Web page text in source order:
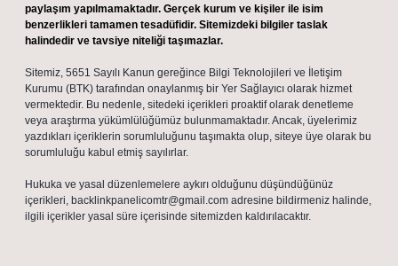
paylaşım yapılmamaktadır. Gerçek kurum ve kişiler ile isim
benzerlikleri tamamen tesadüfidir. Sitemizdeki bilgiler taslak
halindedir ve tavsiye niteliği taşımazlar.
Sitemiz, 5651 Sayılı Kanun gereğince Bilgi Teknolojileri ve İletişim
Kurumu (BTK) tarafından onaylanmış bir Yer Sağlayıcı olarak hizmet
vermektedir. Bu nedenle, sitedeki içerikleri proaktif olarak denetleme
veya araştırma yükümlülüğümüz bulunmamaktadır. Ancak, üyelerimiz
yazdıkları içeriklerin sorumluluğunu taşımakta olup, siteye üye olarak bu
sorumluluğu kabul etmiş sayılırlar.
Hukuka ve yasal düzenlemelere aykırı olduğunu düşündüğünüz
içerikleri, backlinkpanelicomtr@gmail.com adresine bildirmeniz halinde,
ilgili içerikler yasal süre içerisinde sitemizden kaldırılacaktır.